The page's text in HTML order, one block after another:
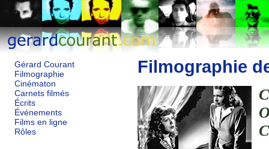
Gérard Courant
Filmographie
Cinématon
Carnets filmés
Écrits
Événements
Films en ligne
Rôles
Filmographie